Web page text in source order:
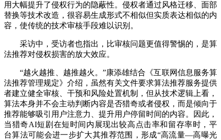
用大幅提升了侵权行为的隐蔽性。侵权者通过风格迁移、面部
替换等技术改造，很容易生成形式不相似但实质表达相似的内
容，使传统的技术审核手段难以识别。
采访中，受访者也指出，比审核问题更值得警惕的，是算
法推荐对侵权损害的放大效应。
“越火越推、越推越火。”康添雄结合《互联网信息服务算
法推荐管理规定》介绍，虽然有关文件要求算法推荐服务提供
者建立健全审核、干预和风险处置机制，但从技术逻辑上看，
算法本身并不会主动判断内容是否猎奇或者侵权，而是倾向于
推荐能够吸引用户注意力、提升用户停留时间的内容。因此，
当猎奇AI短剧在短时间内展现出较高点击率和留存率时，平
台算法可能会进一步扩大其推荐范围，形成“高流量—高曝光